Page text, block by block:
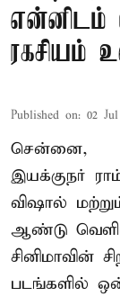
என்னிடம்
ரகசியம்
Published on: 02
சென்னை,
இயக்குநர்
விஷால்
ஆண்டு
சினிமாவின்
படங்களில்